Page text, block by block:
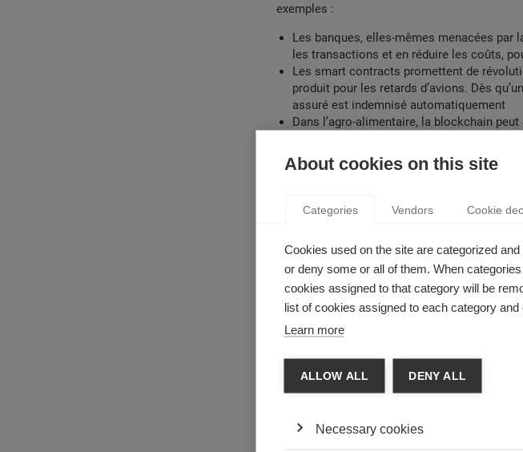
exemples :
Les banques, elles-mêmes menacées
les transactions et en réduire les coûts,
Les smart contracts promettent de
produit pour les retards d’avions. Dès
assuré est indemnisé automatiquement
Dans l’agro-alimentaire, la blockchain
Dans l’industrie, la blockchain pourrait
complexes, en améliorant la transparence
est une nouvelle forme de levée de fonds,
About cookies on this site
Categories Vendors Cookie
Cookies used on the site are categorized
or deny some or all of them. When
cookies assigned to that category will be
list of cookies assigned to each category
Learn more
ALLOW ALL DENY ALL
Necessary cookies